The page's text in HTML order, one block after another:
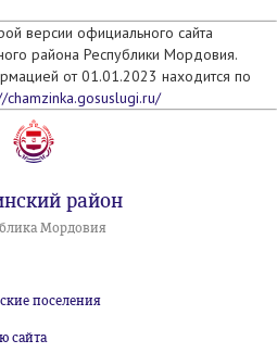
версии официального сайта
района Республики Мордовия.
от 01.01.2023 находится по
chamzinka.gosuslugi.ru/
район
Мордовия
поселения
сайта